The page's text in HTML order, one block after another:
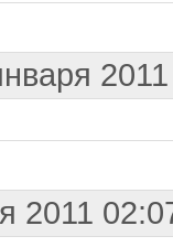
2011